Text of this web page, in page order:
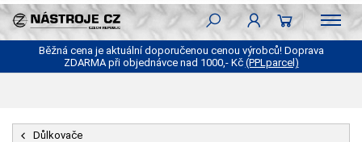
Běžná cena je aktuální doporučenou cenou výrobců! Doprava
ZDARMA při objednávce nad 1000,- Kč (PPLparcel)
Důlkovače